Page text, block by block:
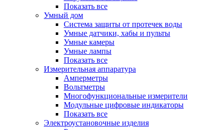
Показать все
Умный дом
Система защиты от протечек воды
Умные датчики, хабы и пульты
Умные камеры
Умные лампы
Показать все
Измерительная аппаратура
Амперметры
Вольтметры
Многофункциональные измерители
Модульные цифровые индикаторы
Показать все
Электроустановочные изделия